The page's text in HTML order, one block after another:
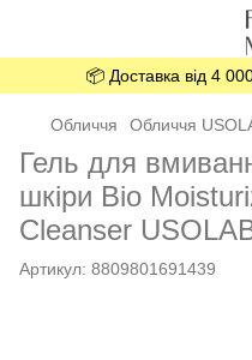
📦 Доставка від 4
Обличчя Обличчя
Гель для
шкіри Bio
Cleanser
Артикул: 8809801691439